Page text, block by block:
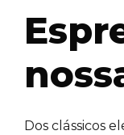
Dos clássicos